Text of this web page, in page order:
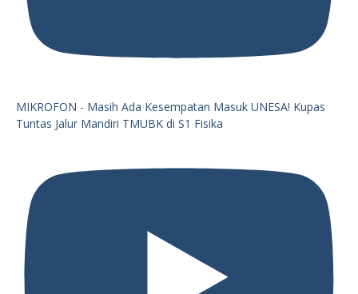
MIKROFON - Masih Ada Kesempatan Masuk UNESA! Kupas
Tuntas Jalur Mandiri TMUBK di S1 Fisika